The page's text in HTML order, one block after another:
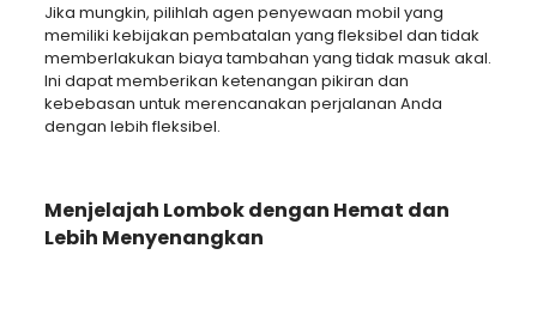
Jika mungkin, pilihlah agen penyewaan mobil yang
memiliki kebijakan pembatalan yang fleksibel dan tidak
memberlakukan biaya tambahan yang tidak masuk akal.
Ini dapat memberikan ketenangan pikiran dan
kebebasan untuk merencanakan perjalanan Anda
dengan lebih fleksibel.
Menjelajah Lombok dengan Hemat dan
Lebih Menyenangkan